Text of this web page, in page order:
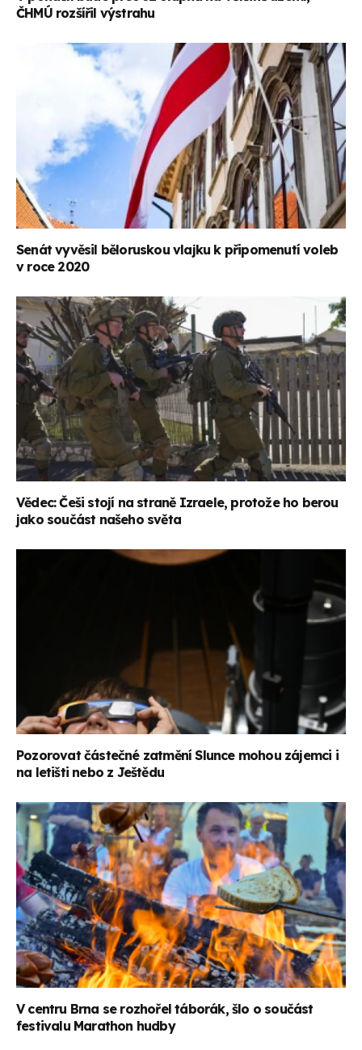
ČHMÚ rozšířil výstrahu
Senát vyvěsil běloruskou vlajku k připomenutí voleb
v roce 2020
Vědec: Češi stojí na straně Izraele, protože ho berou
jako součást našeho světa
Pozorovat částečné zatmění Slunce mohou zájemci i
na letišti nebo z Ještědu
V centru Brna se rozhořel táborák, šlo o součást
festivalu Marathon hudby